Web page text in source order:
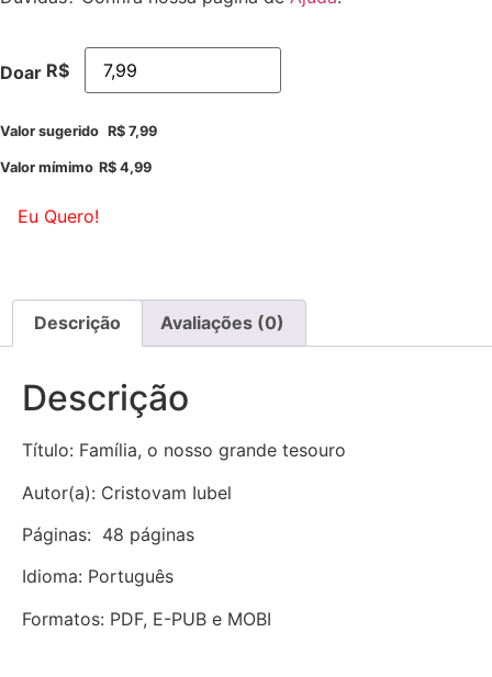
Doar R$
Valor sugerido R$ 7,99
Valor mímimo R$ 4,99
Eu Quero!
Descrição Avaliações (0)
Descrição
Título: Família, o nosso grande tesouro
Autor(a): Cristovam Iubel
Páginas: 48 páginas
Idioma: Português
Formatos: PDF, E-PUB e MOBI